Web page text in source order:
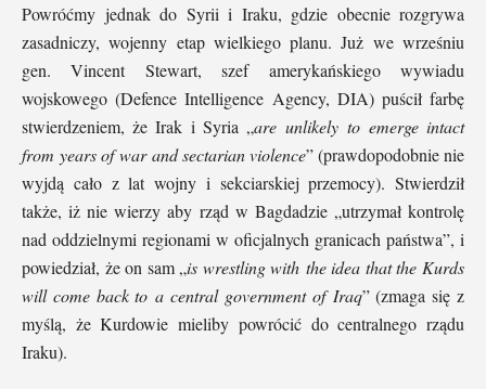
Powróćmy jednak do Syrii i Iraku, gdzie obecnie rozgrywa
zasadniczy, wojenny etap wielkiego planu. Już we wrześniu
gen. Vincent Stewart, szef amerykańskiego wywiadu
wojskowego (Defence Intelligence Agency, DIA) puścił farbę
stwierdzeniem, że Irak i Syria „are unlikely to emerge intact
from years of war and sectarian violence” (prawdopodobnie nie
wyjdą cało z lat wojny i sekciarskiej przemocy). Stwierdził
także, iż nie wierzy aby rząd w Bagdadzie „utrzymał kontrolę
nad oddzielnymi regionami w oficjalnych granicach państwa”, i
powiedział, że on sam „is wrestling with the idea that the Kurds
will come back to a central government of Iraq” (zmaga się z
myślą, że Kurdowie mieliby powrócić do centralnego rządu
Iraku).